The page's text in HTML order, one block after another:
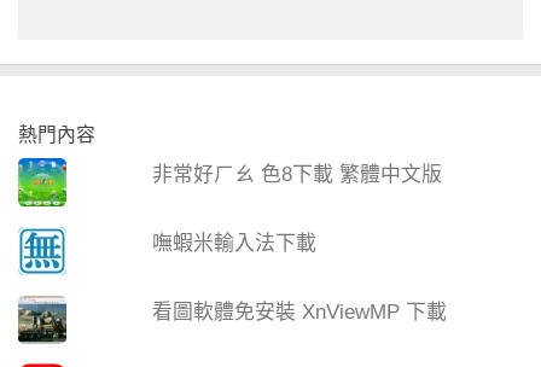
熱門內容
非常好ㄏㄠ 色8下載 繁體中文版
嘸蝦米輸入法下載
看圖軟體免安裝 XnViewMP 下載